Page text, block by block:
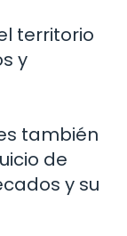
territorio
y
también
de
y su